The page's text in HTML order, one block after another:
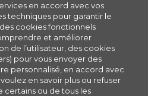
en accord avec vos
techniques pour garantir le
cookies fonctionnels
et améliorer
de l’utilisateur, des cookies
pour vous envoyer des
personnalisé, en accord avec
en savoir plus ou refuser
ou de tous les